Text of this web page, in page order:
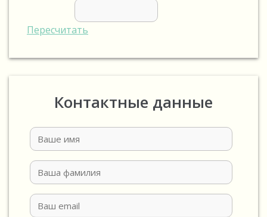
Пересчитать
Контактные данные